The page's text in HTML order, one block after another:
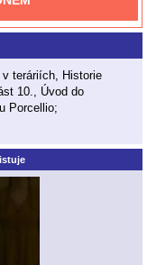
teráriích, Historie
10., Úvod do
Porcellio;